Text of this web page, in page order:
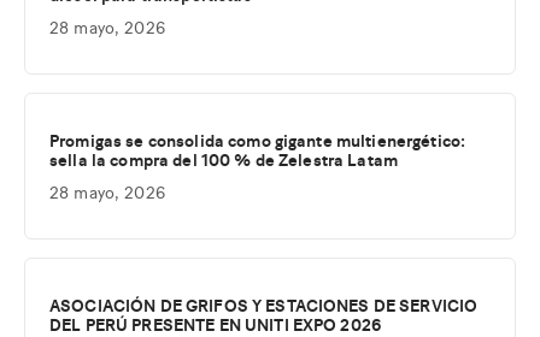
28 mayo, 2026
Promigas se consolida como gigante multienergético:
sella la compra del 100 % de Zelestra Latam
28 mayo, 2026
ASOCIACIÓN DE GRIFOS Y ESTACIONES DE SERVICIO
DEL PERÚ PRESENTE EN UNITI EXPO 2026